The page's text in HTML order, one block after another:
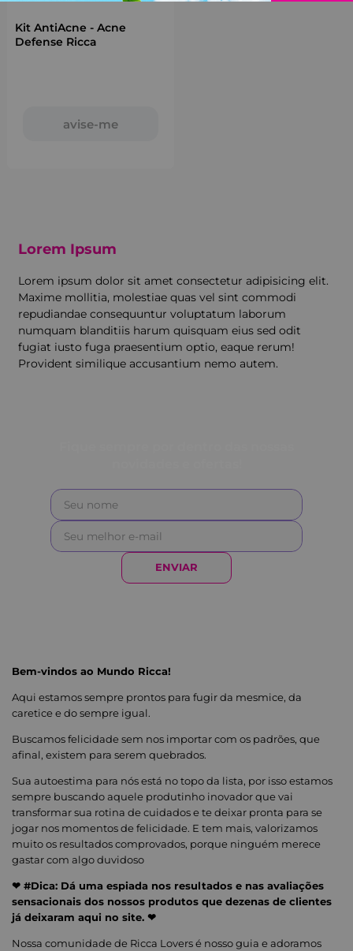
Kit AntiAcne - Acne
Defense Ricca
avise-me
Lorem Ipsum
Lorem ipsum dolor sit amet consectetur adipisicing elit.
Maxime mollitia, molestiae quas vel sint commodi
repudiandae consequuntur voluptatum laborum
numquam blanditiis harum quisquam eius sed odit
fugiat iusto fuga praesentium optio, eaque rerum!
Provident similique accusantium nemo autem.
ENVIAR
Bem-vindos ao Mundo Ricca!
Aqui estamos sempre prontos para fugir da mesmice, da
caretice e do sempre igual.
Buscamos felicidade sem nos importar com os padrões, que
afinal, existem para serem quebrados.
Sua autoestima para nós está no topo da lista, por isso estamos
sempre buscando aquele produtinho inovador que vai
transformar sua rotina de cuidados e te deixar pronta para se
jogar nos momentos de felicidade. E tem mais, valorizamos
muito os resultados comprovados, porque ninguém merece
gastar com algo duvidoso
❤ #Dica: Dá uma espiada nos resultados e nas avaliações
sensacionais dos nossos produtos que dezenas de clientes
já deixaram aqui no site. ❤
Nossa comunidade de Ricca Lovers é nosso guia e adoramos